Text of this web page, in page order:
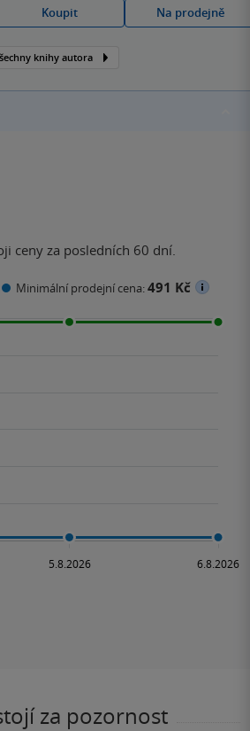
Koupit Na prodejně
knihy autora
ceny za posledních 60 dní.
Minimální prodejní cena:491 Kč
za pozornost